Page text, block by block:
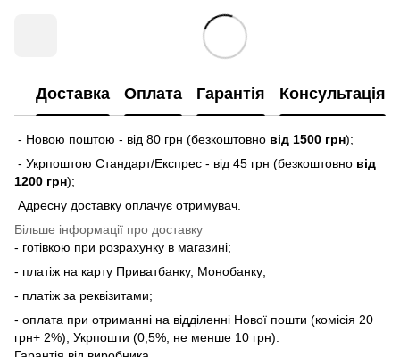
Доставка Оплата Гарантія Консультація
- Новою поштою - від 80 грн (безкоштовно від 1500 грн);
- Укрпоштою Стандарт/Експрес - від 45 грн (безкоштовно від
1200 грн);
Адресну доставку оплачує отримувач.
Більше інформації про доставку
- готівкою при розрахунку в магазині;
- платіж на карту Приватбанку, Монобанку;
- платіж за реквізитами;
- оплата при отриманні на відділенні Нової пошти (комісія 20
грн+ 2%), Укрпошти (0,5%, не менше 10 грн).